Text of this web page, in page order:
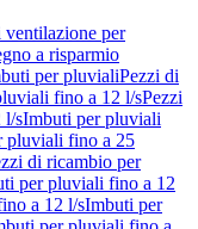
per
a risparmio
per pluvialiPezzi di
fino a 12 l/sPezzi
l/sImbuti per pluviali
pluviali fino a 25
di ricambio per
per pluviali fino a 12
a 12 l/sImbuti per